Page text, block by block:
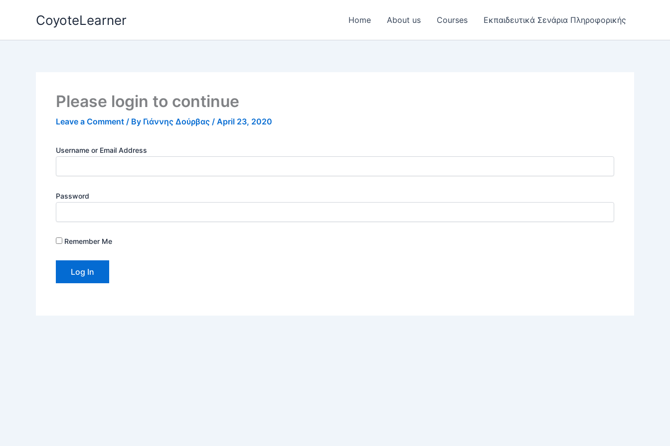
CoyoteLearner Home About us Courses Εκπαιδευτικά Σενάρια Πληροφορικής
Please login to continue
Leave a Comment / By Γιάννης Δούρβας / April 23, 2020
Username or Email Address
Password
Remember Me